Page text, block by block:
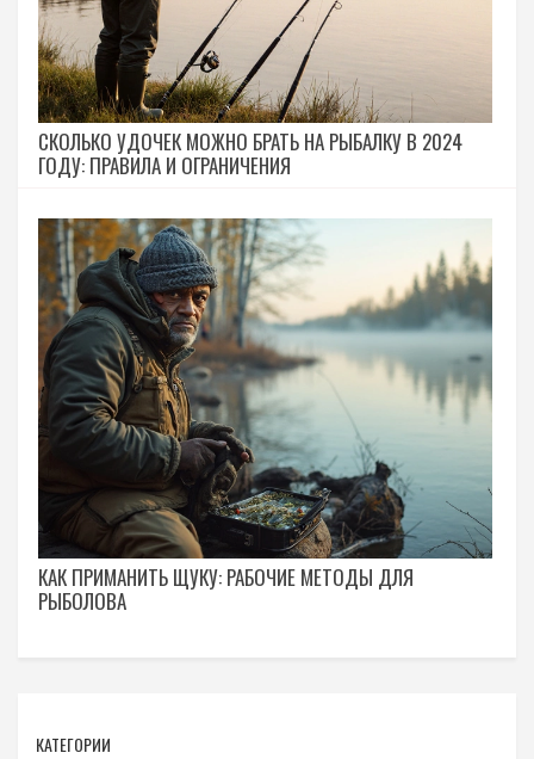
СКОЛЬКО УДОЧЕК МОЖНО БРАТЬ НА РЫБАЛКУ В 2024
ГОДУ: ПРАВИЛА И ОГРАНИЧЕНИЯ
КАК ПРИМАНИТЬ ЩУКУ: РАБОЧИЕ МЕТОДЫ ДЛЯ
РЫБОЛОВА
КАТЕГОРИИ